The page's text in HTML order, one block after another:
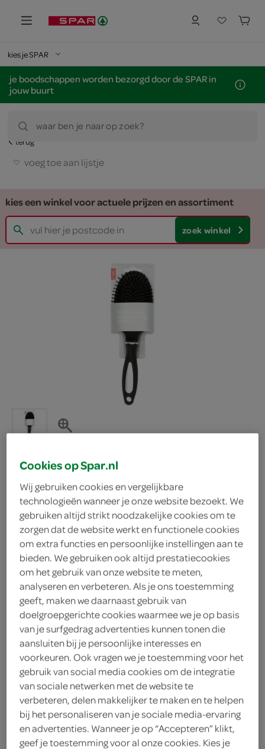
kies je SPAR
je boodschappen worden bezorgd door de SPAR in
jouw buurt
waar ben je naar op zoek?
terug
voeg toe aan lijstje
kies een winkel voor actuele prijzen en assortiment
zoek winkel
Ltbd borstel luxe ovaal
groot
Ltbd
6.
59
1 Stuks
Let op: aanbiedingen zijn niet zichtbaar bij de
producten, maar worden wél automatisch
verwerkt in de winkelmand.
Haal de luxe van Ltbd in huis met deze ovale borstel!
Cookies op Spar.nl
Wij gebruiken cookies en vergelijkbare
technologieën wanneer je onze website bezoekt. We
gebruiken altijd strikt noodzakelijke cookies om te
zorgen dat de website werkt en functionele cookies
om extra functies en persoonlijke instellingen aan te
bieden. We gebruiken ook altijd prestatiecookies
om het gebruik van onze website te meten,
analyseren en verbeteren. Als je ons toestemming
geeft, maken we daarnaast gebruik van
doelgroepgerichte cookies waarmee we je op basis
van je surfgedrag advertenties kunnen tonen die
aansluiten bij je persoonlijke interesses en
voorkeuren. Ook vragen we je toestemming voor het
gebruik van social media cookies om de integratie
van sociale netwerken met de website te
verbeteren, delen makkelijker te maken en te helpen
bij het personaliseren van je sociale media-ervaring
en advertenties. Wanneer je op “Accepteren” klikt,
geef je toestemming voor al onze cookies. Kies je